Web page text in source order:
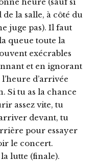
la salle, à côté du
juge pas). Il faut
queue toute la
exécrables
et en ignorant
d’arrivée
Si tu as la chance
assez vite, tu
devant, tu
pour essayer
le concert.
la lutte (finale).